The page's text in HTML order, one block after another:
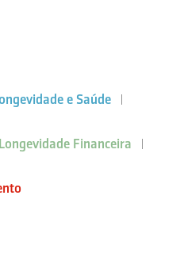
e Saúde
Longevidade Financeira